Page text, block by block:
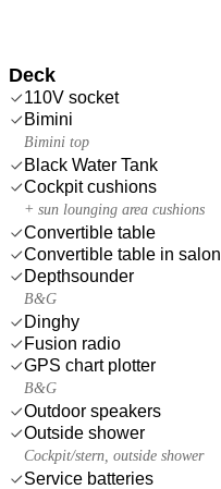
Deck
110V socket
Bimini
Bimini top
Black Water Tank
Cockpit cushions
+ sun lounging area cushions
Convertible table
Convertible table in salon
Depthsounder
B&G
Dinghy
Fusion radio
GPS chart plotter
B&G
Outdoor speakers
Outside shower
Cockpit/stern, outside shower
Service batteries